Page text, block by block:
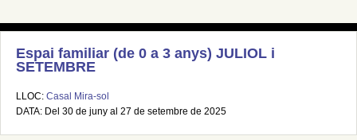
Espai familiar (de 0 a 3 anys) JULIOL i
SETEMBRE
LLOC: Casal Mira-sol
DATA: Del 30 de juny al 27 de setembre de 2025